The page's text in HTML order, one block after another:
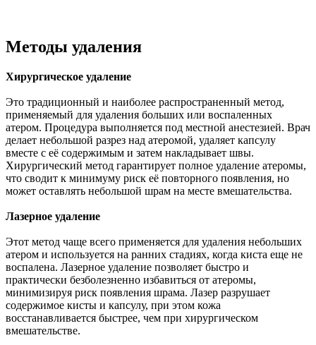
Методы удаления
Хирургическое удаление
Это традиционный и наиболее распространенный метод,
применяемый для удаления больших или воспаленных
атером. Процедура выполняется под местной анестезией. Врач
делает небольшой разрез над атеромой, удаляет капсулу
вместе с её содержимым и затем накладывает швы.
Хирургический метод гарантирует полное удаление атеромы,
что сводит к минимуму риск её повторного появления, но
может оставлять небольшой шрам на месте вмешательства.
Лазерное удаление
Этот метод чаще всего применяется для удаления небольших
атером и используется на ранних стадиях, когда киста еще не
воспалена. Лазерное удаление позволяет быстро и
практически безболезненно избавиться от атеромы,
минимизируя риск появления шрама. Лазер разрушает
содержимое кисты и капсулу, при этом кожа
восстанавливается быстрее, чем при хирургическом
вмешательстве.